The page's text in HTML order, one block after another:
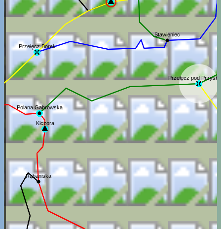
Kiczora
Polana Gabrowska
Przełęcz Borek
Przełęcz pod
Rąbaniska
Stawieniec